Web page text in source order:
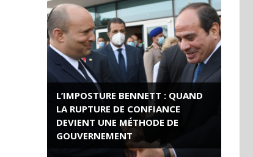
L’IMPOSTURE BENNETT : QUAND
LA RUPTURE DE CONFIANCE
DEVIENT UNE MÉTHODE DE
GOUVERNEMENT